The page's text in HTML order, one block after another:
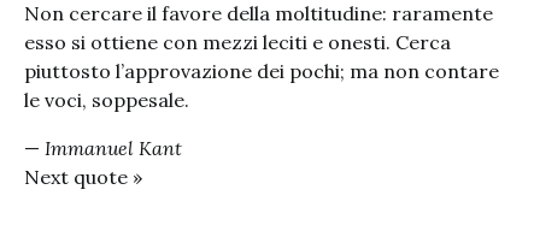
Non cercare il favore della moltitudine: raramente
esso si ottiene con mezzi leciti e onesti. Cerca
piuttosto l’approvazione dei pochi; ma non contare
le voci, soppesale.
— Immanuel Kant
Next quote »